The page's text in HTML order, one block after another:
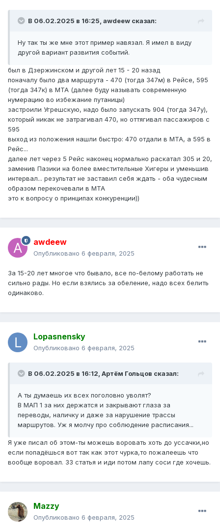
В 06.02.2025 в 16:25, awdeew сказал:
Ну так ты же мне этот пример навязал. Я имел в виду
другой вариант развития событий.
был в Дзержинском и другой лет 15 - 20 назад
поначалу было два маршрута - 470 (тогда 347м) в Рейсе, 595
(тогда 347к) в МТА (далее буду называть современную
нумерацию во избежание путаницы)
застроили Угрешскую, надо было запускать 904 (тогда 347у),
который никак не затрагивал 470, но оттягивал пассажиров с
595
выход из положения нашли быстро: 470 отдали в МТА, а 595 в
Рейс...
далее лет через 5 Рейс наконец нормально раскатал 305 и 20,
заменив Пазики на более вместительные Хигеры и уменьшив
интервал... результат не заставил себя ждать - оба чудесным
образом перекочевали в МТА
это к вопросу о принципах конкуренции))
awdeew
Опубликовано 6 февраля, 2025
За 15-20 лет многое что бывало, все по-белому работать не
сильно рады. Но если взялись за обеление, надо всех белить
одинаково.
Lopasnensky
Опубликовано 6 февраля, 2025
В 06.02.2025 в 16:12, Артём Гольцов сказал:
А ты думаешь их всех поголовно уволят?
В МАП 1 за них держатся и закрывают глаза за
переводы, наличку и даже за нарушение трассы
маршрутов. Уж я молчу про соблюдение расписания...
Я уже писал об этом-ты можешь воровать хоть до уссачки,но
если попадёшься вот так как этот чурка,то пожалеешь что
вообще воровал. 33 статья и иди потом лапу соси где хочешь.
Mazzy
Опубликовано 6 февраля, 2025